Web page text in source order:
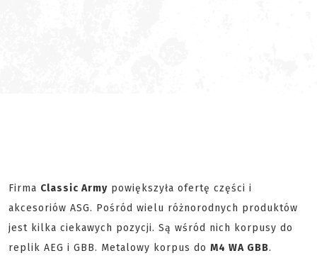
Firma Classic Army powiększyła ofertę części i
akcesoriów ASG. Pośród wielu różnorodnych produktów
jest kilka ciekawych pozycji. Są wśród nich korpusy do
replik AEG i GBB. Metalowy korpus do M4 WA GBB.